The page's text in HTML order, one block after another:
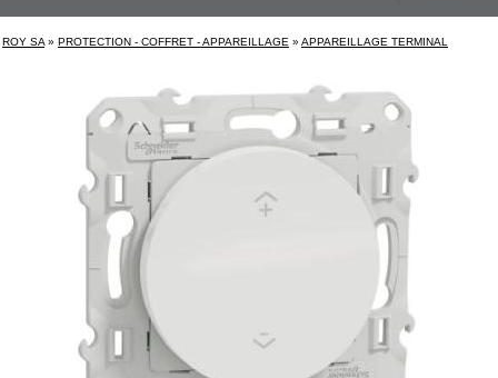
ROY SA » PROTECTION - COFFRET - APPAREILLAGE » APPAREILLAGE TERMINAL